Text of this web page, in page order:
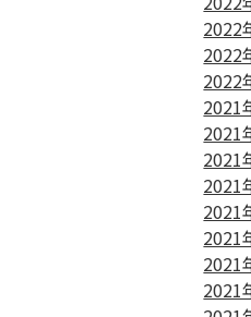
2022
2022
2022
2021
2021
2021
2021
2021
2021
2021
2021